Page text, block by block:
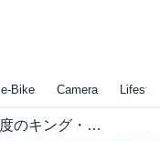
e-Bike Camera
[動画] 2021年度のキング・オブ・ザ・バガーズは、K.ワイマンがタイトル獲得！